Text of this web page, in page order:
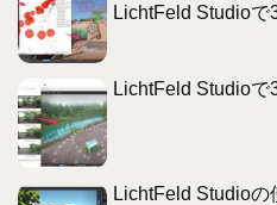
LichtFeld Studioで
LichtFeld Studio
LichtFeld Studio